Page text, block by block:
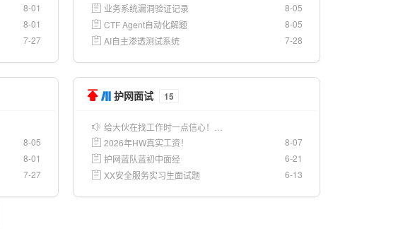
8-01
8-01
7-27
业务系统漏洞验证记录
8-05
CTF Agent自动化解题
8-05
AI自主渗透测试系统
7-28
8-05
8-01
7-27
护网面试 15
给大伙在找工作时一点信心！…
2026年HW真实工资！
8-07
护网蓝队蓝初中面经
6-21
XX安全服务实习生面试题
6-13